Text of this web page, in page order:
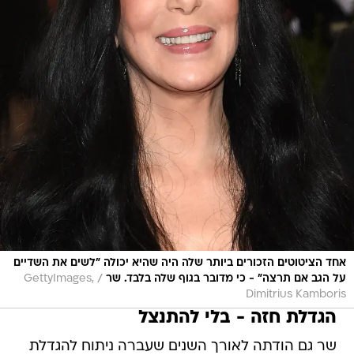
אחד הציטוטים הזכורים ביותר שלה היה שהיא יכולה "לשים את השדיים
על הגב אם תרצה" - כי מדובר בגוף שלה בלבד. שר /
GettyImages,
Dimitrius Kamboris
הגדלת חזה - בלי להתנצל
שר גם הודתה לאורך השנים שעברה ניתוח להגדלת